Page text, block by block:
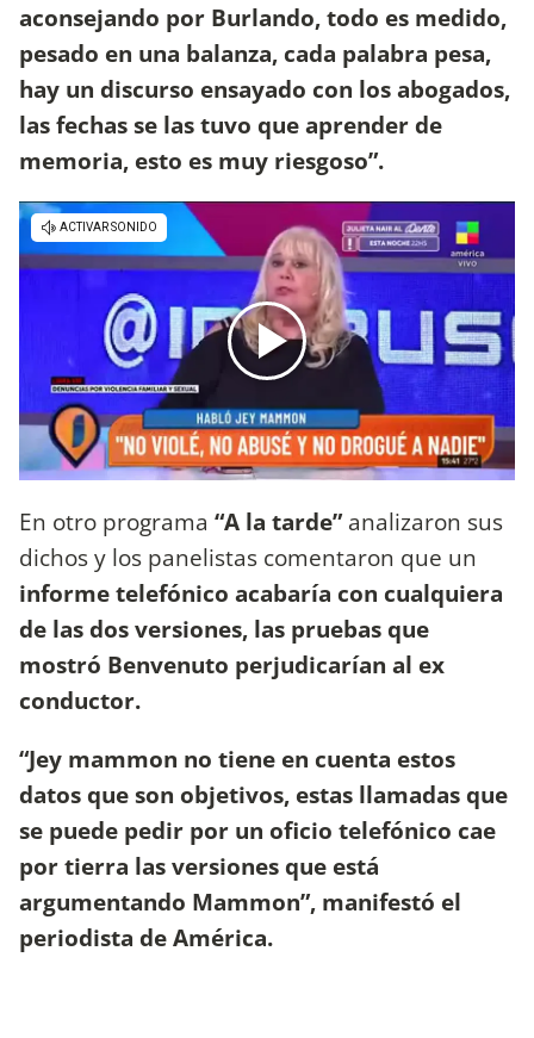
aconsejando por Burlando, todo es medido,
pesado en una balanza, cada palabra pesa,
hay un discurso ensayado con los abogados,
las fechas se las tuvo que aprender de
memoria, esto es muy riesgoso”.
En otro programa “A la tarde”analizaron sus
dichos y los panelistas comentaron que un
informe telefónico acabaría con cualquiera
de las dos versiones, las pruebas que
mostró Benvenuto perjudicarían al ex
conductor.
“Jey mammon no tiene en cuenta estos
datos que son objetivos, estas llamadas que
se puede pedir por un oficio telefónico cae
por tierra las versiones que está
argumentando Mammon”, manifestó el
periodista de América.